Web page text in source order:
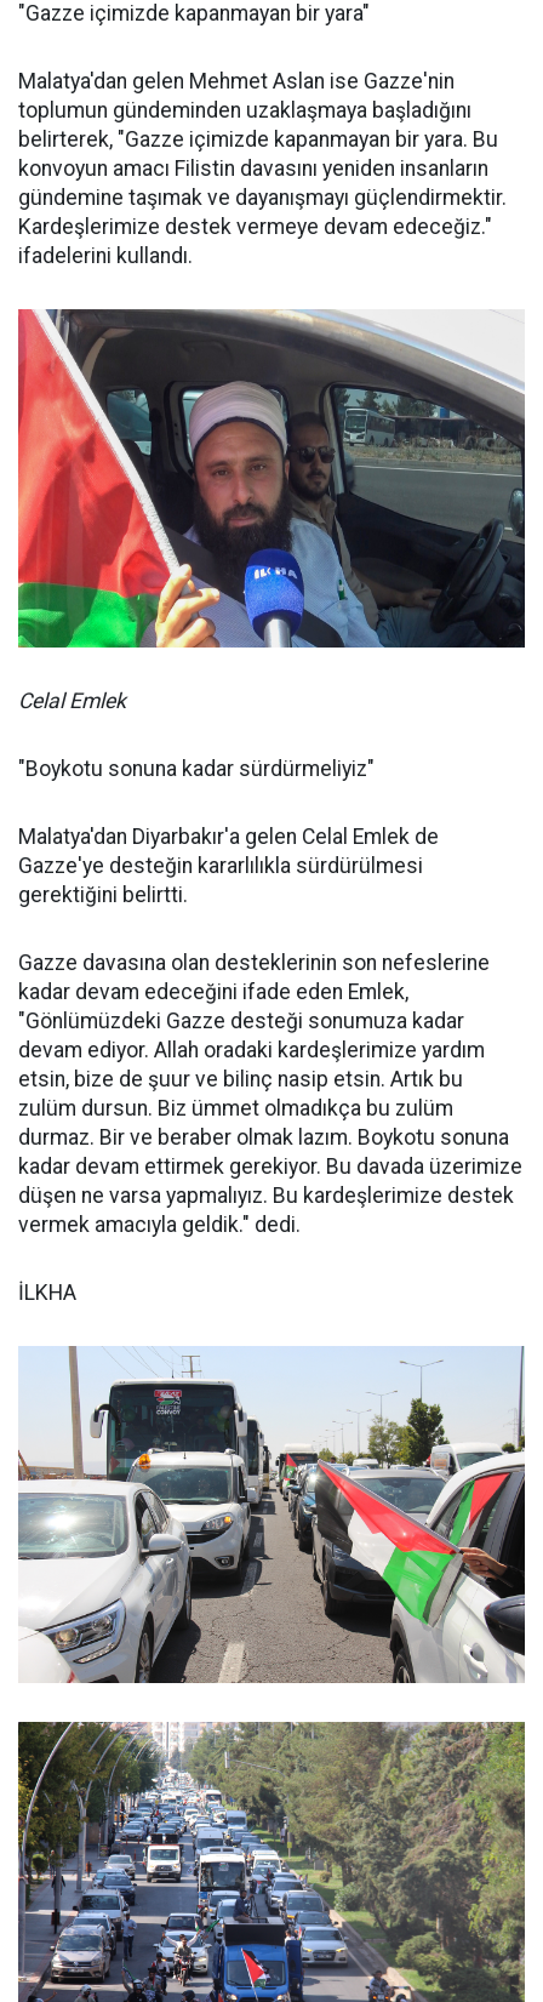
"Gazze içimizde kapanmayan bir yara"
Malatya'dan gelen Mehmet Aslan ise Gazze'nin
toplumun gündeminden uzaklaşmaya başladığını
belirterek, "Gazze içimizde kapanmayan bir yara. Bu
konvoyun amacı Filistin davasını yeniden insanların
gündemine taşımak ve dayanışmayı güçlendirmektir.
Kardeşlerimize destek vermeye devam edeceğiz."
ifadelerini kullandı.
Celal Emlek
"Boykotu sonuna kadar sürdürmeliyiz"
Malatya'dan Diyarbakır'a gelen Celal Emlek de
Gazze'ye desteğin kararlılıkla sürdürülmesi
gerektiğini belirtti.
Gazze davasına olan desteklerinin son nefeslerine
kadar devam edeceğini ifade eden Emlek,
"Gönlümüzdeki Gazze desteği sonumuza kadar
devam ediyor. Allah oradaki kardeşlerimize yardım
etsin, bize de şuur ve bilinç nasip etsin. Artık bu
zulüm dursun. Biz ümmet olmadıkça bu zulüm
durmaz. Bir ve beraber olmak lazım. Boykotu sonuna
kadar devam ettirmek gerekiyor. Bu davada üzerimize
düşen ne varsa yapmalıyız. Bu kardeşlerimize destek
vermek amacıyla geldik." dedi.
İLKHA